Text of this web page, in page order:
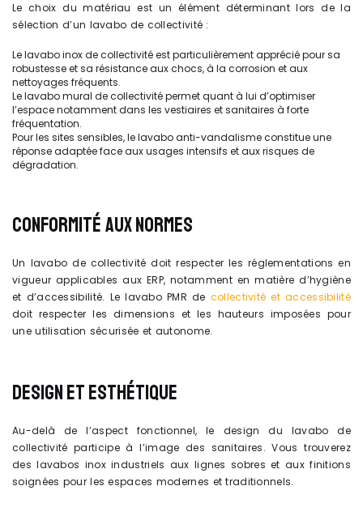
Le choix du matériau est un élément déterminant lors de la
sélection d’un lavabo de collectivité :
Le lavabo inox de collectivité est particulièrement apprécié pour sa
robustesse et sa résistance aux chocs, à la corrosion et aux
nettoyages fréquents.
Le lavabo mural de collectivité permet quant à lui d’optimiser
l’espace notamment dans les vestiaires et sanitaires à forte
fréquentation.
Pour les sites sensibles, le lavabo anti-vandalisme constitue une
réponse adaptée face aux usages intensifs et aux risques de
dégradation.
CONFORMITÉ AUX NORMES
Un lavabo de collectivité doit respecter les réglementations en
vigueur applicables aux ERP, notamment en matière d’hygiène
et d’accessibilité. Le lavabo PMR de collectivité et accessibilité
doit respecter les dimensions et les hauteurs imposées pour
une utilisation sécurisée et autonome.
DESIGN ET ESTHÉTIQUE
Au-delà de l’aspect fonctionnel, le design du lavabo de
collectivité participe à l’image des sanitaires. Vous trouverez
des lavabos inox industriels aux lignes sobres et aux finitions
soignées pour les espaces modernes et traditionnels.